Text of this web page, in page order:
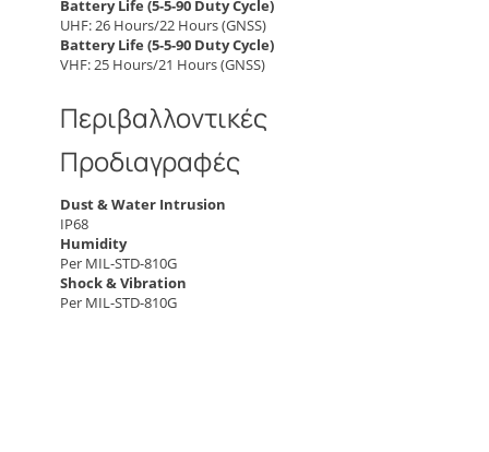
Battery Life (5-5-90 Duty Cycle)
UHF: 26 Hours/22 Hours (GNSS)
Battery Life (5-5-90 Duty Cycle)
VHF: 25 Hours/21 Hours (GNSS)
Περιβαλλοντικές
Προδιαγραφές
Dust & Water Intrusion
IP68
Humidity
Per MIL-STD-810G
Shock & Vibration
Per MIL-STD-810G